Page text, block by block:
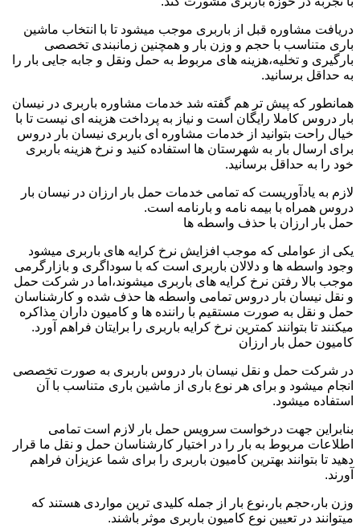
دریافت مشاوره قبل از باربری موجب میشود تا با انتخاب ماشین
باری متناسب با حجم و وزن بار و همچنین زمانبندی تخصصی
بارگیری و تخلیه،هزینه های مربوط به حمل ونقل و جابه جایی بار را
به حداقل برسانید.
همانطور که پیش تر هم گفته شد خدمات مشاوره باربری در نیسان
بار دروس کاملا رایگان است و نیاز به پرداخت هزینه ای نیست تا با
خیال راحت بتوانید از خدمات مشاوره ای باربری نیسان بار دروس
برای ارسال بار به شهرستان ها استفاده کنید و نرخ هزینه باربری
خود را به حداقل برسانید.
لازم به یادآوریست که تمامی خدمات حمل بار ارزان در نیسان بار
دروس همراه با بیمه نامه و بارنامه است.
حمل بار ارزان با حذف واسطه ها
یکی از عواملی که موجب افزایش نرخ کرایه های باربری میشود
وجود واسطه ها و دلالان باربری است که با سوداگری و بازارگرمی
موجب بالا رفتن نرخ کرایه های باربری میشوند،اما در شرکت حمل
و نقل نیسان بار دروس تمامی واسطه ها حذف شده و کارشناسان
حمل و نقل به صورت مستقیم با راننده ها و کامیون داران مذاکره
میکنند تا بتوانند کمترین نرخ کرایه باربری را برایتان فراهم آورد.
کامیون حمل بار ارزان
در شرکت حمل و نقل نیسان بار دروس باربری به صورت تخصصی
انجام میشود و برای هر نوع باری از ماشین باری متناسب با آن
استفاده میشود.
بنابراین جهت درخواست سرویس حمل بار لازم است تمامی
اطلاعات مربوط به بار را در اختیار کارشناسان حمل و نقل ما قرار
دهید تا بتوانند بهترین کامیون باربری را برای شما عزیزان فراهم
آورند.
وزن بار،حجم بار،نوع بار از جمله کلیدی ترین مواردی هستند که
میتوانند در تعیین نوع کامیون باربری موثر باشند.